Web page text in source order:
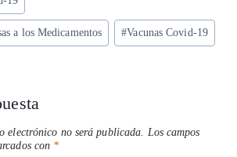
o
o
dI
n
l
a los Medicamentos #Vacunas Covid-19
electrónico no será publicada. Los campos
con *